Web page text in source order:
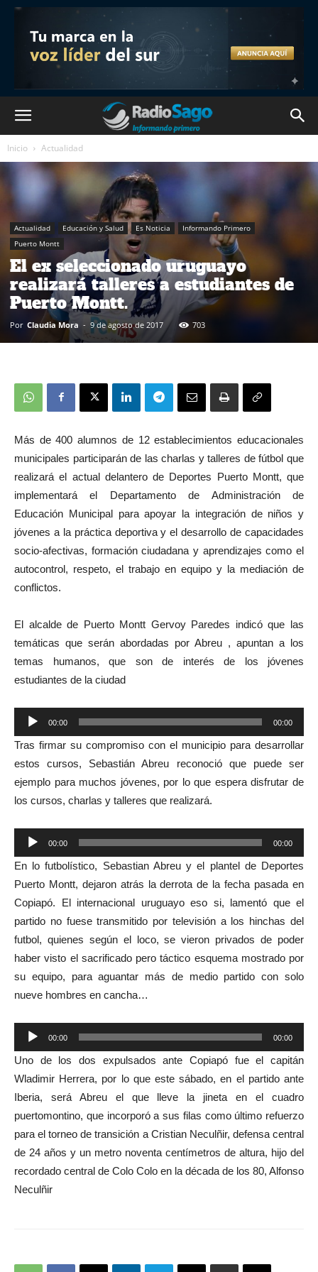
Inicio Actualidad
Actualidad Educación y Salud Es Noticia
Informando Primero
Puerto Montt
El ex seleccionado uruguayo
realizará talleres a estudiantes de
Puerto Montt.
Por Claudia Mora - 9 de agosto de 2017 703
Más de 400 alumnos de 12 establecimientos educacionales
municipales participarán de las charlas y talleres de fútbol que
realizará el actual delantero de Deportes Puerto Montt, que
implementará el Departamento de Administración de
Educación Municipal para apoyar la integración de niños y
jóvenes a la práctica deportiva y el desarrollo de capacidades
socio-afectivas, formación ciudadana y aprendizajes como el
autocontrol, respeto, el trabajo en equipo y la mediación de
conflictos.
El alcalde de Puerto Montt Gervoy Paredes indicó que las
temáticas que serán abordadas por Abreu , apuntan a los
temas humanos, que son de interés de los jóvenes
estudiantes de la ciudad
Reproductor
de
audio
00:00 00:00
Tras firmar su compromiso con el municipio para desarrollar
estos cursos, Sebastián Abreu reconoció que puede ser
ejemplo para muchos jóvenes, por lo que espera disfrutar de
los cursos, charlas y talleres que realizará.
Reproductor
de
audio
00:00 00:00
En lo futbolístico, Sebastian Abreu y el plantel de Deportes
Puerto Montt, dejaron atrás la derrota de la fecha pasada en
Copiapó. El internacional uruguayo eso si, lamentó que el
partido no fuese transmitido por televisión a los hinchas del
futbol, quienes según el loco, se vieron privados de poder
haber visto el sacrificado pero táctico esquema mostrado por
su equipo, para aguantar más de medio partido con solo
nueve hombres en cancha…
Reproductor
de
audio
00:00 00:00
Uno de los dos expulsados ante Copiapó fue el capitán
Wladimir Herrera, por lo que este sábado, en el partido ante
Iberia, será Abreu el que lleve la jineta en el cuadro
puertomontino, que incorporó a sus filas como último refuerzo
para el torneo de transición a Cristian Neculñir, defensa central
de 24 años y un metro noventa centímetros de altura, hijo del
recordado central de Colo Colo en la década de los 80, Alfonso
Neculñir